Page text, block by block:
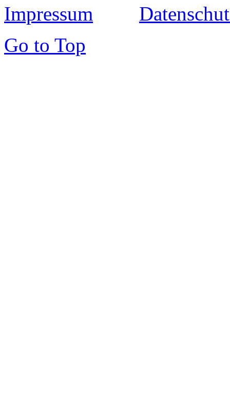
Impressum
Go to Top